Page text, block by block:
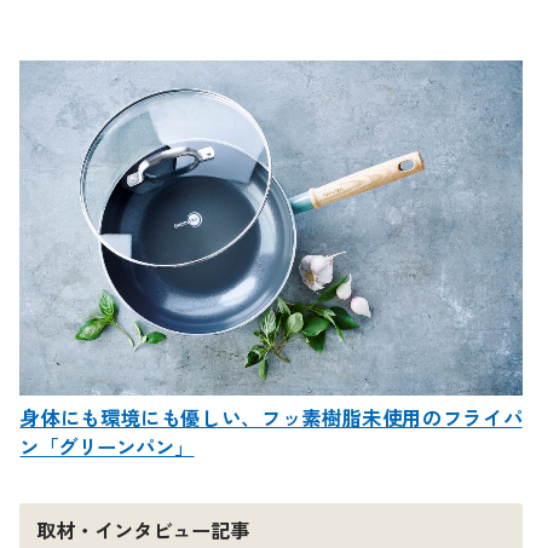
身体にも環境にも優しい、フッ素樹脂未使用のフライパ
ン「グリーンパン」
取材・インタビュー記事